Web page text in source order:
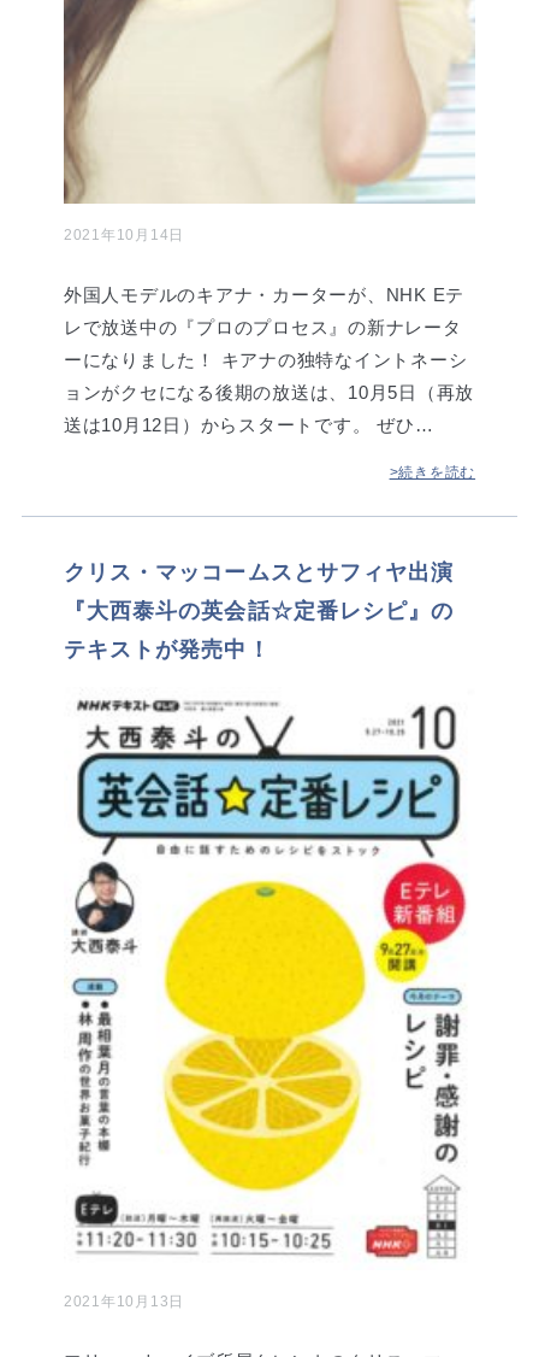
2021年10月14日
外国人モデルのキアナ・カーターが、NHK Eテ
レで放送中の『プロのプロセス』の新ナレータ
ーになりました！ キアナの独特なイントネーシ
ョンがクセになる後期の放送は、10月5日（再放
送は10月12日）からスタートです。 ぜひ…
>続きを読む
クリス・マッコームスとサフィヤ出演
『大西泰斗の英会話☆定番レシピ』の
テキストが発売中！
2021年10月13日